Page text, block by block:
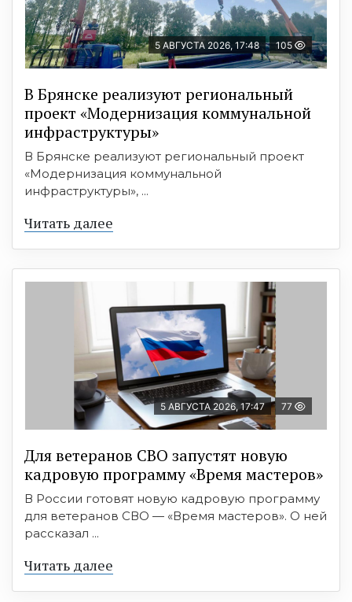
5 АВГУСТА 2026, 17:48 105
В Брянске реализуют региональный
проект «Модернизация коммунальной
инфраструктуры»
В Брянске реализуют региональный проект
«Модернизация коммунальной
инфраструктуры», ...
Читать далее
5 АВГУСТА 2026, 17:47 77
Для ветеранов СВО запустят новую
кадровую программу «Время мастеров»
В России готовят новую кадровую программу
для ветеранов СВО — «Время мастеров». О ней
рассказал ...
Читать далее